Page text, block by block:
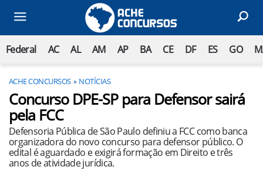
Federal AC AL AM AP BA CE DF ES GO
ACHE CONCURSOS NOTÍCIAS
Concurso DPE-SP para Defensor sairá
pela FCC
Defensoria Pública de São Paulo definiu a FCC como banca
organizadora do novo concurso para defensor público. O
edital é aguardado e exigirá formação em Direito e três
anos de atividade jurídica.